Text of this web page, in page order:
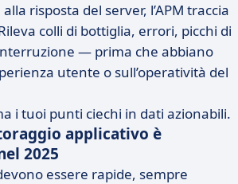
risposta del server, l’APM traccia
colli di bottiglia, errori, picchi di
— prima che abbiano
utente o sull’operatività del
i tuoi punti ciechi in dati azionabili.
applicativo è
2025
essere rapide, sempre